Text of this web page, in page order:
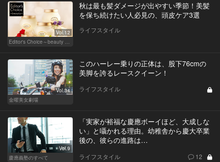
Vol.12
Editor's Choice～beauty & wellness～
秋は最も髪ダメージが出やすい季節！美髪
を保ち続けたい人必見の、頭皮ケア3選
ライフスタイル
Vol.34
金曜美女劇場
このハーレー乗りの正体は、股下76cmの
美脚を誇るレースクイーン！
ライフスタイル
Vol.9
慶應義塾のすべて
「実家が裕福な慶應ボーイほど、大成しな
い」と囁かれる理由。幼稚舎から慶大卒業
後の、彼らの進路は…
ライフスタイル 12